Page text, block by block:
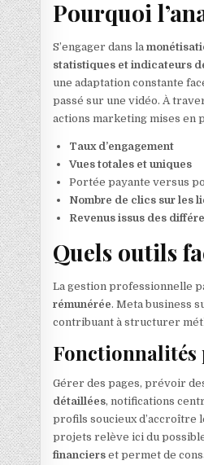
Pourquoi
S’engager dans la
statistiques et indicateurs
une adaptation constante
passé sur une vidéo. À
actions marketing mises en
Taux d’engagement
Vues totales et uniques
Portée payante versus
Nombre de clics sur les
Revenus issus des
Quels outils
La gestion professionnelle
rémunérée. Meta business
contribuant à structurer
Fonctionnalités
Gérer des pages, prévoir
détaillées, notifications
profils soucieux d’accroître
projets relève ici du
financiers et permet de